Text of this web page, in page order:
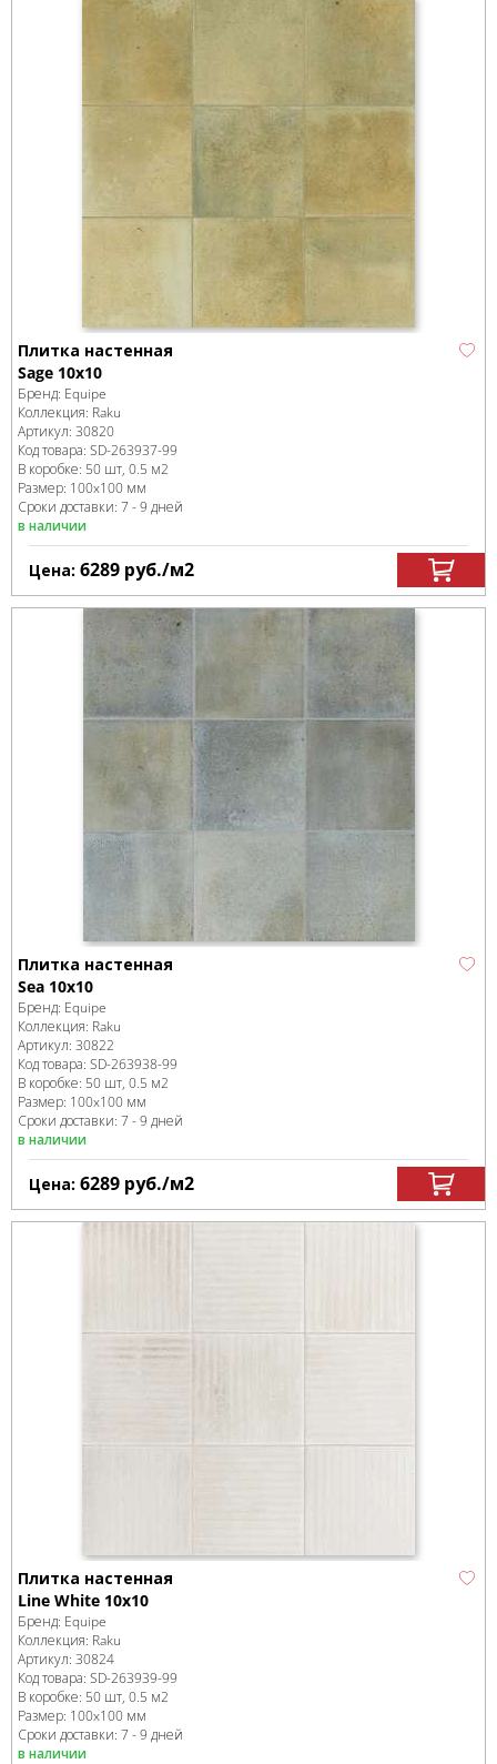
Плитка настенная
Sage 10x10
Бренд: Equipe
Коллекция: Raku
Артикул: 30820
Код товара: SD-263937-99
В коробке: 50 шт, 0.5 м2
Размер: 100x100 мм
Сроки доставки: 7 - 9 дней
в наличии
Цена: 6289 руб./м2
Плитка настенная
Sea 10x10
Бренд: Equipe
Коллекция: Raku
Артикул: 30822
Код товара: SD-263938-99
В коробке: 50 шт, 0.5 м2
Размер: 100x100 мм
Сроки доставки: 7 - 9 дней
в наличии
Цена: 6289 руб./м2
Плитка настенная
Line White 10x10
Бренд: Equipe
Коллекция: Raku
Артикул: 30824
Код товара: SD-263939-99
В коробке: 50 шт, 0.5 м2
Размер: 100x100 мм
Сроки доставки: 7 - 9 дней
в наличии